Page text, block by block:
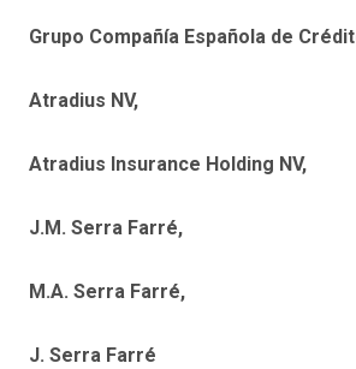
Grupo Compañía Española de
Atradius NV,
Atradius Insurance Holding NV,
J.M. Serra Farré,
M.A. Serra Farré,
J. Serra Farré